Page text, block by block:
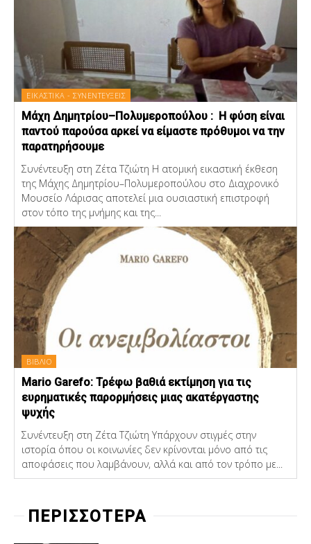
ΕΙΚΑΣΤΙΚΑ - ΣΥΝΕΝΤΕΥΞΕΙΣ
Μάχη Δημητρίου–Πολυμεροπούλου : Η φύση είναι
παντού παρούσα αρκεί να είμαστε πρόθυμοι να την
παρατηρήσουμε
Συνέντευξη στη Ζέτα Τζιώτη Η ατομική εικαστική έκθεση
της Μάχης Δημητρίου–Πολυμεροπούλου στο Διαχρονικό
Μουσείο Λάρισας αποτελεί μια ουσιαστική επιστροφή
στον τόπο της μνήμης και της...
ΒΙΒΛΙΟ
Mario Garefo: Τρέφω βαθιά εκτίμηση για τις
ευρηματικές παρορμήσεις μιας ακατέργαστης
ψυχής
Συνέντευξη στη Ζέτα Τζιώτη Υπάρχουν στιγμές στην
ιστορία όπου οι κοινωνίες δεν κρίνονται μόνο από τις
αποφάσεις που λαμβάνουν, αλλά και από τον τρόπο με...
ΠΕΡΙΣΣΟΤΕΡΑ